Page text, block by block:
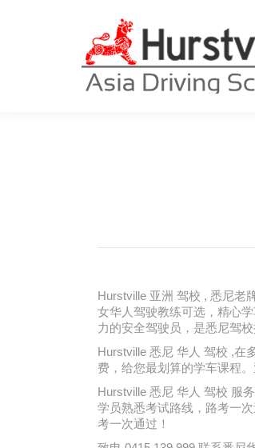
Hurstville 亚洲 驾校 , 悉尼老
女华人驾驶教练可选，精心
力的安全驾驶员，是悉尼驾校
Hurstville 悉尼 华人 驾校 ,在
费，给您最划算的学车课程
Hurstville 悉尼 华人 驾校 服
学员熟悉考试路线，路考一
考一次通过！